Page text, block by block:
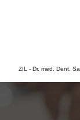
ZIL - Dr. med. Dent.